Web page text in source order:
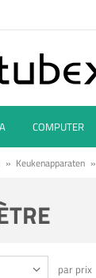
COMPUTER
» Keukenapparaten »
par prix